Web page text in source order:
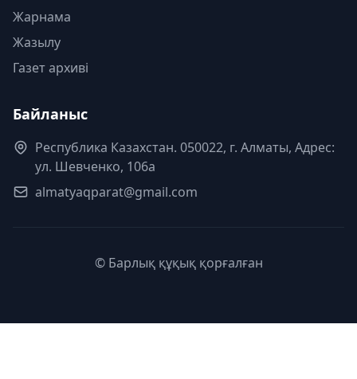
Жарнама
Жазылу
Газет архиві
Байланыс
Республика Казахстан. 050022, г. Алматы, Адрес:
ул. Шевченко, 106а
almatyaqparat@gmail.com
© Барлық құқық қорғалған